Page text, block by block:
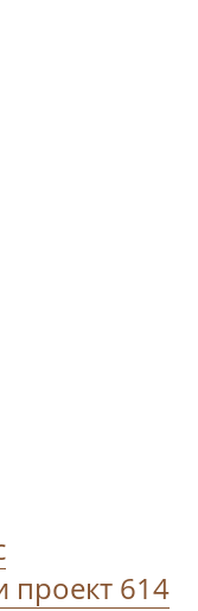
проект 614